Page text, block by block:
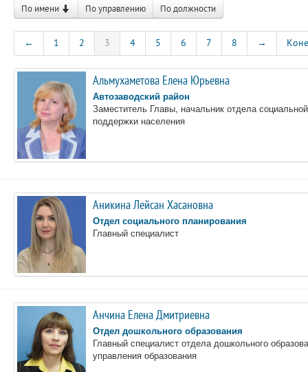
По имени По управлению По должности
← 1 2 3 4 5 6 7 8 →
Альмухаметова Елена Юрьевна
Автозаводский район
Заместитель Главы, начальник отдела социальной
поддержки населения
Аникина Лейсан Хасановна
Отдел социального планирования
Главный специалист
Анчина Елена Дмитриевна
Отдел дошкольного образования
Главный специалист отдела дошкольного
управления образования